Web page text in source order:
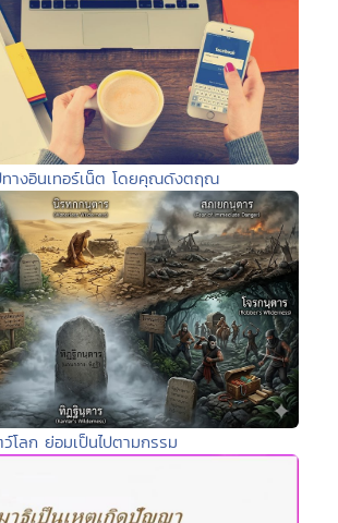
างอินเทอร์เน็ต โดยคุณดังตฤณ
โลก ย่อมเป็นไปตามกรรม